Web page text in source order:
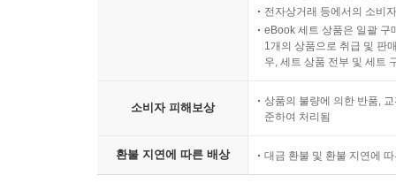
전자상거래 등에서의 소비
eBook 세트 상품은 일괄 구
1개의 상품으로 취급 및 판
우, 세트 상품 전부 및 세트
소비자 피해보상
상품의 불량에 의한 반품,
준하여 처리됨
환불 지연에 따른 배상 대금 환불 및 환불 지연에